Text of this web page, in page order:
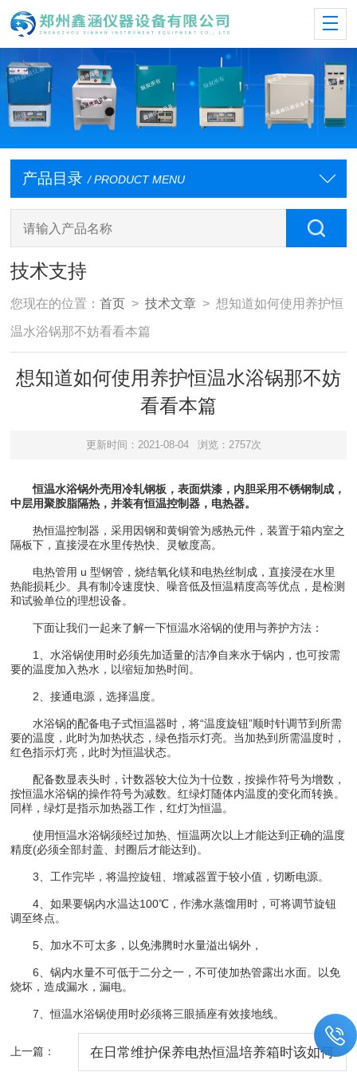
产品目录 / PRODUCT MENU
技术支持
您现在的位置：首页 >技术文章 > 想知道如何使用养护恒
温水浴锅那不妨看看本篇
想知道如何使用养护恒温水浴锅那不妨
看看本篇
更新时间：2021-08-04 浏览：2757次
恒温水浴锅外壳用冷轧钢板，表面烘漆，内胆采用不锈钢制成，
中层用聚胺脂隔热，并装有恒温控制器，电热器。
热恒温控制器，采用因钢和黄铜管为感热元件，装置于箱内室之
隔板下，直接浸在水里传热快、灵敏度高。
电热管用 u 型钢管，烧结氧化镁和电热丝制成，直接浸在水里
热能损耗少。具有制冷速度快、噪音低及恒温精度高等优点，是检测
和试验单位的理想设备。
下面让我们一起来了解一下恒温水浴锅的使用与养护方法：
1、水浴锅使用时必须先加适量的洁净自来水于锅内，也可按需
要的温度加入热水，以缩短加热时间。
2、接通电源，选择温度。
水浴锅的配备电子式恒温器时，将“温度旋钮”顺时针调节到所需
要的温度，此时为加热状态，绿色指示灯亮。当加热到所需温度时，
红色指示灯亮，此时为恒温状态。
配备数显表头时，计数器较大位为十位数，按操作符号为增数，
按恒温水浴锅的操作符号为减数。红绿灯随体内温度的变化而转换。
同样，绿灯是指示加热器工作，红灯为恒温。
使用恒温水浴锅须经过加热、恒温两次以上才能达到正确的温度
精度(必须全部封盖、封圈后才能达到)。
3、工作完毕，将温控旋钮、增减器置于较小值，切断电源。
4、如果要锅内水温达100℃，作沸水蒸馏用时，可将调节旋钮
调至终点。
5、加水不可太多，以免沸腾时水量溢出锅外，
6、锅内水量不可低于二分之一，不可使加热管露出水面。以免
烧坏，造成漏水，漏电。
7、恒温水浴锅使用时必须将三眼插座有效接地线。
上一篇： 在日常维护保养电热恒温培养箱时该如何